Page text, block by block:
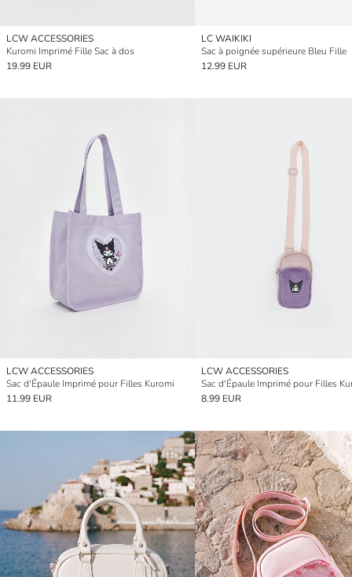
LCW ACCESSORIES
Kuromi Imprimé Fille Sac à dos
19.99 EUR
LC WAIKIKI
Sac à poignée supérieure Bleu Fille
12.99 EUR
LCW ACCESSORIES
Sac d'Épaule Imprimé pour Filles Kuromi
11.99 EUR
LCW ACCESSORIES
Sac d'Épaule Imprimé pour Filles
8.99 EUR